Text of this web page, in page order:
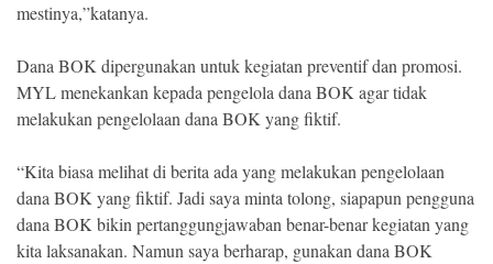
mestinya,”katanya.
Dana BOK dipergunakan untuk kegiatan preventif dan promosi.
MYL menekankan kepada pengelola dana BOK agar tidak
melakukan pengelolaan dana BOK yang fiktif.
“Kita biasa melihat di berita ada yang melakukan pengelolaan
dana BOK yang fiktif. Jadi saya minta tolong, siapapun pengguna
dana BOK bikin pertanggungjawaban benar-benar kegiatan yang
kita laksanakan. Namun saya berharap, gunakan dana BOK